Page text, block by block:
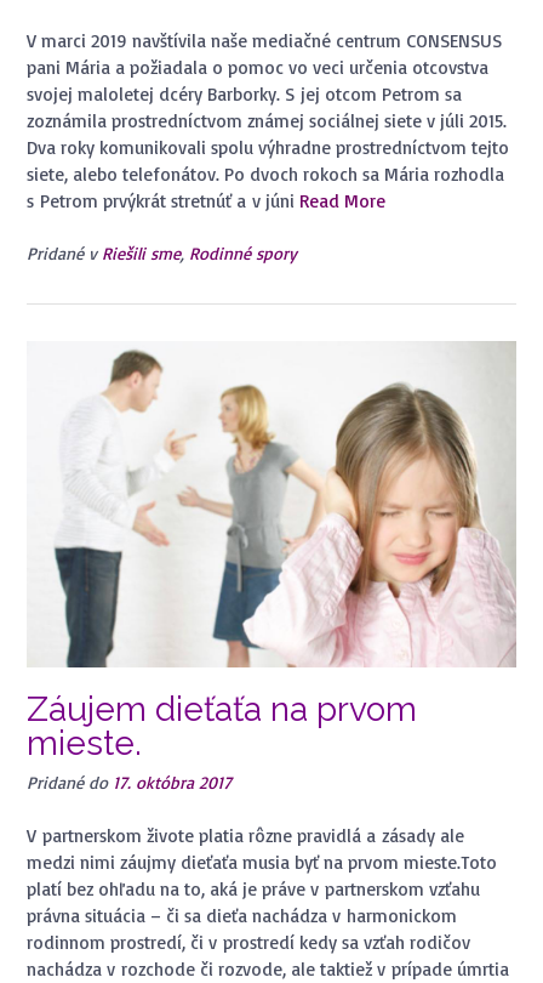
V marci 2019 navštívila naše mediačné centrum CONSENSUS
pani Mária a požiadala o pomoc vo veci určenia otcovstva
svojej maloletej dcéry Barborky. S jej otcom Petrom sa
zoznámila prostredníctvom známej sociálnej siete v júli 2015.
Dva roky komunikovali spolu výhradne prostredníctvom tejto
siete, alebo telefonátov. Po dvoch rokoch sa Mária rozhodla
s Petrom prvýkrát stretnúť a v júni Read More
Pridané v Riešili sme, Rodinné spory
Záujem dieťaťa na prvom
mieste.
Pridané do 17. októbra 2017
V partnerskom živote platia rôzne pravidlá a zásady ale
medzi nimi záujmy dieťaťa musia byť na prvom mieste.Toto
platí bez ohľadu na to, aká je práve v partnerskom vzťahu
právna situácia – či sa dieťa nachádza v harmonickom
rodinnom prostredí, či v prostredí kedy sa vzťah rodičov
nachádza v rozchode či rozvode, ale taktiež v prípade úmrtia